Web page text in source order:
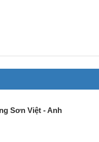
Sơn Việt - Anh